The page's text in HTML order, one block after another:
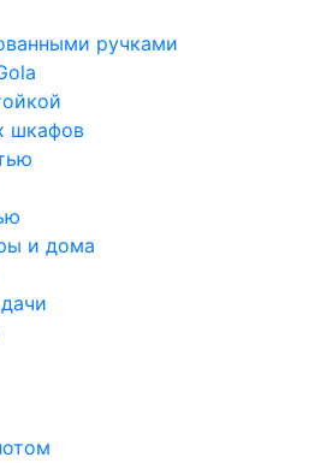
ручками
шкафов
и дома